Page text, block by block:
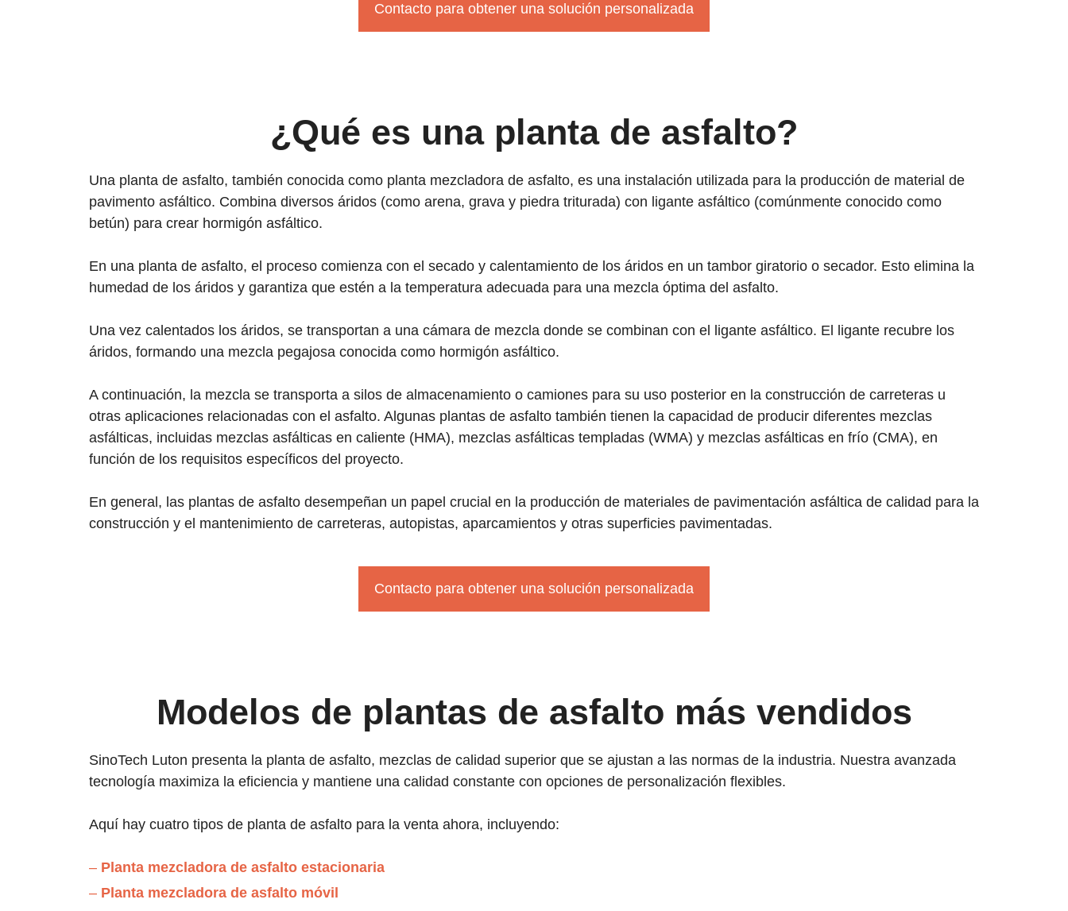
Contacto para obtener una solución personalizada
¿Qué es una planta de asfalto?
Una planta de asfalto, también conocida como planta mezcladora de asfalto, es una instalación utilizada para la producción de material de
pavimento asfáltico. Combina diversos áridos (como arena, grava y piedra triturada) con ligante asfáltico (comúnmente conocido como
betún) para crear hormigón asfáltico.
En una planta de asfalto, el proceso comienza con el secado y calentamiento de los áridos en un tambor giratorio o secador. Esto elimina la
humedad de los áridos y garantiza que estén a la temperatura adecuada para una mezcla óptima del asfalto.
Una vez calentados los áridos, se transportan a una cámara de mezcla donde se combinan con el ligante asfáltico. El ligante recubre los
áridos, formando una mezcla pegajosa conocida como hormigón asfáltico.
A continuación, la mezcla se transporta a silos de almacenamiento o camiones para su uso posterior en la construcción de carreteras u
otras aplicaciones relacionadas con el asfalto. Algunas plantas de asfalto también tienen la capacidad de producir diferentes mezclas
asfálticas, incluidas mezclas asfálticas en caliente (HMA), mezclas asfálticas templadas (WMA) y mezclas asfálticas en frío (CMA), en
función de los requisitos específicos del proyecto.
En general, las plantas de asfalto desempeñan un papel crucial en la producción de materiales de pavimentación asfáltica de calidad para la
construcción y el mantenimiento de carreteras, autopistas, aparcamientos y otras superficies pavimentadas.
Contacto para obtener una solución personalizada
Modelos de plantas de asfalto más vendidos
SinoTech Luton presenta la planta de asfalto, mezclas de calidad superior que se ajustan a las normas de la industria. Nuestra avanzada
tecnología maximiza la eficiencia y mantiene una calidad constante con opciones de personalización flexibles.
Aquí hay cuatro tipos de planta de asfalto para la venta ahora, incluyendo:
– Planta mezcladora de asfalto estacionaria
– Planta mezcladora de asfalto móvil